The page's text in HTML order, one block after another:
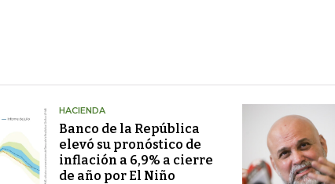
HACIENDA
Banco de la República
elevó su pronóstico de
inflación a 6,9% a cierre
de año por El Niño